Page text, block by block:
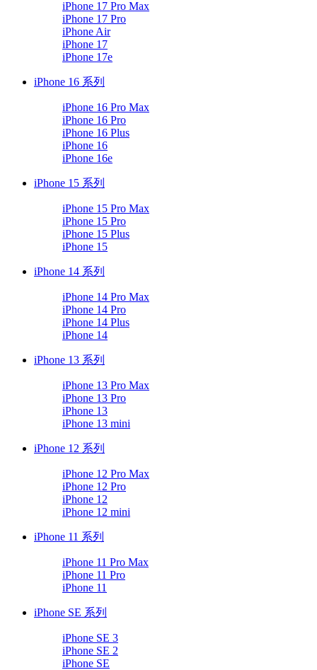
iPhone 17 Pro Max
iPhone 17 Pro
iPhone Air
iPhone 17
iPhone 17e
iPhone 16 系列
iPhone 16 Pro Max
iPhone 16 Pro
iPhone 16 Plus
iPhone 16
iPhone 16e
iPhone 15 系列
iPhone 15 Pro Max
iPhone 15 Pro
iPhone 15 Plus
iPhone 15
iPhone 14 系列
iPhone 14 Pro Max
iPhone 14 Pro
iPhone 14 Plus
iPhone 14
iPhone 13 系列
iPhone 13 Pro Max
iPhone 13 Pro
iPhone 13
iPhone 13 mini
iPhone 12 系列
iPhone 12 Pro Max
iPhone 12 Pro
iPhone 12
iPhone 12 mini
iPhone 11 系列
iPhone 11 Pro Max
iPhone 11 Pro
iPhone 11
iPhone SE 系列
iPhone SE 3
iPhone SE 2
iPhone SE